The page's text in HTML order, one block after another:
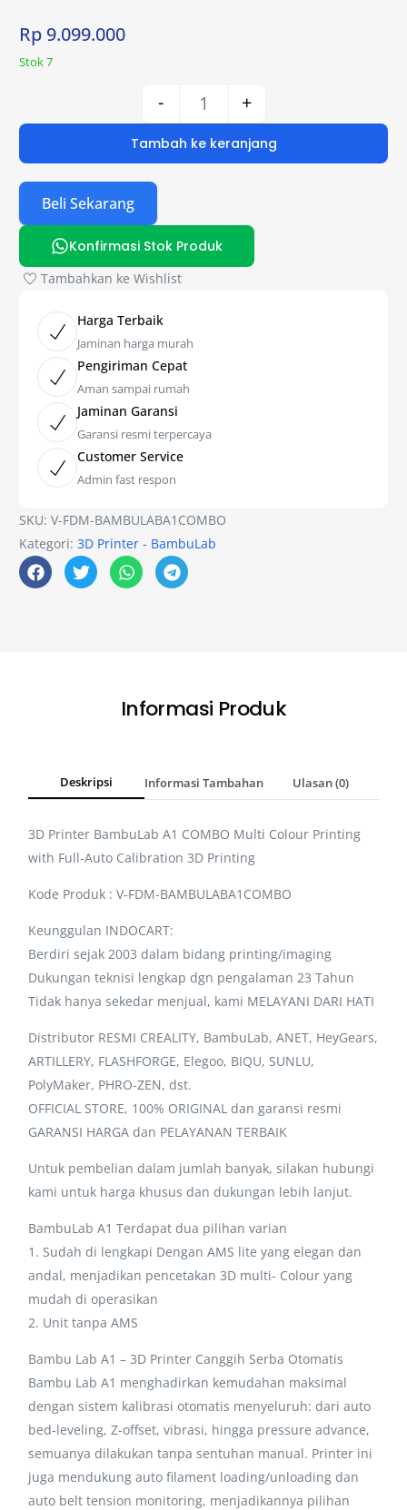
Rp 9.099.000
Stok 7
- +
Tambah ke keranjang
Beli Sekarang
Konfirmasi Stok Produk
Tambahkan ke Wishlist
Harga Terbaik
Jaminan harga murah
Pengiriman Cepat
Aman sampai rumah
Jaminan Garansi
Garansi resmi terpercaya
Customer Service
Admin fast respon
SKU:V-FDM-BAMBULABA1COMBO
Kategori:3D Printer - BambuLab
Informasi Produk
Deskripsi Informasi Tambahan Ulasan (0)
3D Printer BambuLab A1 COMBO Multi Colour Printing
with Full-Auto Calibration 3D Printing
Kode Produk : V-FDM-BAMBULABA1COMBO
Keunggulan INDOCART:
Berdiri sejak 2003 dalam bidang printing/imaging
Dukungan teknisi lengkap dgn pengalaman 23 Tahun
Tidak hanya sekedar menjual, kami MELAYANI DARI HATI
Distributor RESMI CREALITY, BambuLab, ANET, HeyGears,
ARTILLERY, FLASHFORGE, Elegoo, BIQU, SUNLU,
PolyMaker, PHRO-ZEN, dst.
OFFICIAL STORE, 100% ORIGINAL dan garansi resmi
GARANSI HARGA dan PELAYANAN TERBAIK
Untuk pembelian dalam jumlah banyak, silakan hubungi
kami untuk harga khusus dan dukungan lebih lanjut.
BambuLab A1 Terdapat dua pilihan varian
1. Sudah di lengkapi Dengan AMS lite yang elegan dan
andal, menjadikan pencetakan 3D multi- Colour yang
mudah di operasikan
2. Unit tanpa AMS
Bambu Lab A1 – 3D Printer Canggih Serba Otomatis
Bambu Lab A1 menghadirkan kemudahan maksimal
dengan sistem kalibrasi otomatis menyeluruh: dari auto
bed-leveling, Z-offset, vibrasi, hingga pressure advance,
semuanya dilakukan tanpa sentuhan manual. Printer ini
juga mendukung auto filament loading/unloading dan
auto belt tension monitoring, menjadikannya pilihan